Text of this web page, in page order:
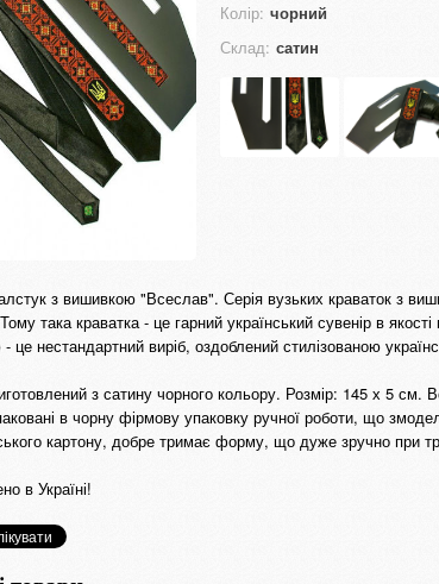
Колір: чорний
Склад: сатин
з вишивкою "Всеслав". Серія вузьких краваток з
така краватка - це гарний український сувенір в
це нестандартний виріб, оздоблений стилізованою
з сатину чорного кольору. Розмір: 145 х 5 см.
в чорну фірмову упаковку ручної роботи, що
картону, добре тримає форму, що дуже зручно при
в Україні!